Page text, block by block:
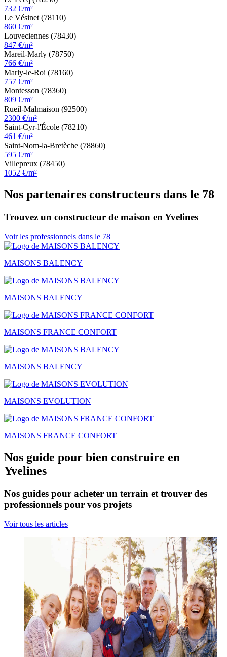
732 €/m²
Le Vésinet (78110)
860 €/m²
Louveciennes (78430)
847 €/m²
Mareil-Marly (78750)
766 €/m²
Marly-le-Roi (78160)
757 €/m²
Montesson (78360)
809 €/m²
Rueil-Malmaison (92500)
2300 €/m²
Saint-Cyr-l'École (78210)
461 €/m²
Saint-Nom-la-Bretèche (78860)
595 €/m²
Villepreux (78450)
1052 €/m²
Nos partenaires constructeurs dans le 78
Trouvez un constructeur de maison en Yvelines
Voir les professionnels dans le 78
MAISONS BALENCY
MAISONS BALENCY
MAISONS FRANCE CONFORT
MAISONS BALENCY
MAISONS EVOLUTION
MAISONS FRANCE CONFORT
Nos guide pour bien construire en
Yvelines
Nos guides pour acheter un terrain et trouver des
professionnels pour vos projets
Voir tous les articles